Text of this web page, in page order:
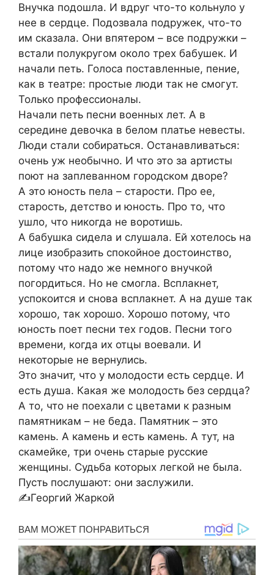
Внучка подошла. И вдруг что-то кольнуло у
нее в сердце. Подозвала подружек, что-то
им сказала. Они впятером – все подружки –
встали полукругом около трех бабушек. И
начали петь. Голоса поставленные, пение,
как в театре: простые люди так не смогут.
Только профессионалы.
Начали петь песни военных лет. А в
середине девочка в белом платье невесты.
Люди стали собираться. Останавливаться:
очень уж необычно. И что это за артисты
поют на заплеванном городском дворе?
А это юность пела – старости. Про ее,
старость, детство и юность. Про то, что
ушло, что никогда не воротишь.
А бабушка сидела и слушала. Ей хотелось на
лице изобразить спокойное достоинство,
потому что надо же немного внучкой
погордиться. Но не смогла. Всплакнет,
успокоится и снова всплакнет. А на душе так
хорошо, так хорошо. Хорошо потому, что
юность поет песни тех годов. Песни того
времени, когда их отцы воевали. И
некоторые не вернулись.
Это значит, что у молодости есть сердце. И
есть душа. Какая же молодость без сердца?
А то, что не поехали с цветами к разным
памятникам – не беда. Памятник – это
камень. А камень и есть камень. А тут, на
скамейке, три очень старые русские
женщины. Судьба которых легкой не была.
Пусть послушают: они заслужили.
✍Георгий Жаркой